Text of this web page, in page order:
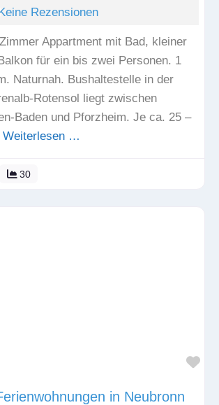
Keine Rezensionen
Appartment mit Bad, kleiner
für ein bis zwei Personen. 1
Naturnah. Bushaltestelle in der
Rotensol liegt zwischen
Baden und Pforzheim. Je ca. 25 –
Weiterlesen …
30
in Neubronn